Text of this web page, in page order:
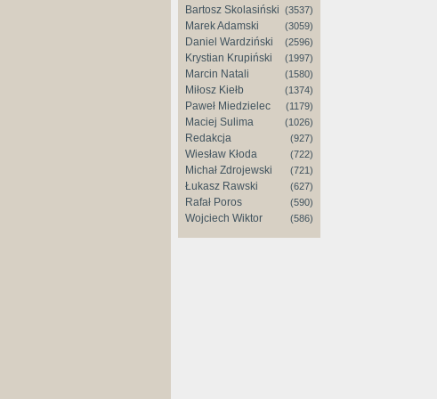
Bartosz Skolasiński (3537)
Marek Adamski (3059)
Daniel Wardziński (2596)
Krystian Krupiński (1997)
Marcin Natali (1580)
Miłosz Kiełb (1374)
Paweł Miedzielec (1179)
Maciej Sulima (1026)
Redakcja (927)
Wiesław Kłoda (722)
Michał Zdrojewski (721)
Łukasz Rawski (627)
Rafał Poros (590)
Wojciech Wiktor (586)